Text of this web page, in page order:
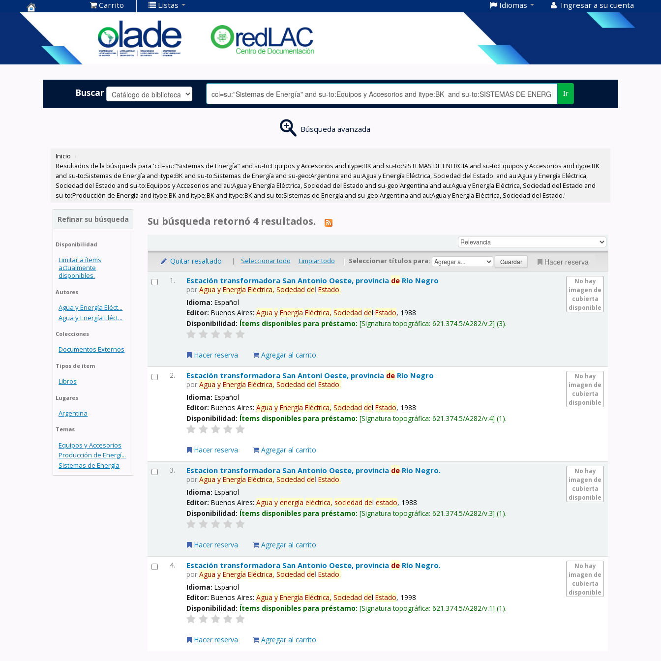
Centro de
Documentación
OLADE -
Carrito Listas Idiomas Ingresar a su cuenta
Buscar Ir
Búsqueda avanzada
Inicio ›
Resultados de la búsqueda para 'ccl=su:"Sistemas de Energía" and su-to:Equipos y Accesorios and itype:BK and su-to:SISTEMAS DE ENERGIA and su-to:Equipos y Accesorios and itype:BK
and su-to:Sistemas de Energía and itype:BK and su-to:Sistemas de Energía and su-geo:Argentina and au:Agua y Energía Eléctrica, Sociedad del Estado. and au:Agua y Energía Eléctrica,
Sociedad del Estado and su-to:Equipos y Accesorios and au:Agua y Energía Eléctrica, Sociedad del Estado and su-geo:Argentina and au:Agua y Energía Eléctrica, Sociedad del Estado and
su-to:Producción de Energía and itype:BK and itype:BK and itype:BK and su-to:Sistemas de Energía and su-geo:Argentina and au:Agua y Energía Eléctrica, Sociedad del Estado.'
Refinar su búsqueda
Disponibilidad
Limitar a ítems
actualmente
disponibles.
Autores
Agua y Energía Eléct...
Agua y Energía Eléct...
Colecciones
Documentos Externos
Tipos de ítem
Libros
Lugares
Argentina
Temas
Equipos y Accesorios
Producción de Energí...
Sistemas de Energía
Su búsqueda retornó 4 resultados.
Quitar resaltado | Seleccionar todo Limpiar todo | Seleccionar títulos para: Hacer reserva
1.
No hay
imagen de
cubierta
disponible
Estación transformadora San Antonio Oeste, provincia de Río Negro
porAgua y Energía Eléctrica, Sociedad delEstado.
Idioma:Español
Editor:Buenos Aires:Agua y Energía Eléctrica, Sociedad delEstado, 1988
Disponibilidad: Ítems disponibles para préstamo: Signatura topográfica:621.374.5/A282/v.2 (3).
Hacer reserva Agregar al carrito
2.
No hay
imagen de
cubierta
disponible
Estación transformadora San Antoni Oeste, provincia de Río Negro
porAgua y Energía Eléctrica, Sociedad delEstado.
Idioma:Español
Editor:Buenos Aires:Agua y Energía Eléctrica, Sociedad delEstado, 1988
Disponibilidad: Ítems disponibles para préstamo: Signatura topográfica:621.374.5/A282/v.4 (1).
Hacer reserva Agregar al carrito
3.
No hay
imagen de
cubierta
disponible
Estacion transformadora San Antonio Oeste, provincia de Río Negro.
porAgua y Energía Eléctrica, Sociedad delEstado.
Idioma:Español
Editor:Buenos Aires:Agua y energía eléctrica, sociedad delestado, 1988
Disponibilidad: Ítems disponibles para préstamo: Signatura topográfica:621.374.5/A282/v.3 (1).
Hacer reserva Agregar al carrito
4.
No hay
imagen de
cubierta
disponible
Estación transformadora San Antonio Oeste, provincia de Río Negro.
porAgua y Energía Eléctrica, Sociedad delEstado.
Idioma:Español
Editor:Buenos Aires:Agua y Energía Eléctrica, Sociedad delEstado, 1998
Disponibilidad: Ítems disponibles para préstamo: Signatura topográfica:621.374.5/A282/v.1 (1).
Hacer reserva Agregar al carrito